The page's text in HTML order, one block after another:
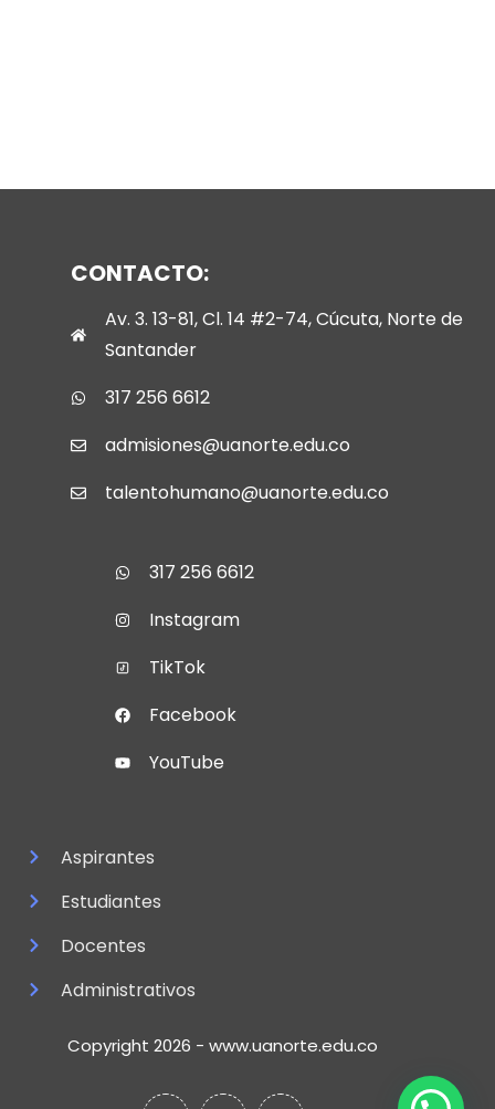
CONTACTO:
Av. 3. 13-81, Cl. 14 #2-74, Cúcuta, Norte de
Santander
317 256 6612
admisiones@uanorte.edu.co
talentohumano@uanorte.edu.co
317 256 6612
Instagram
TikTok
Facebook
YouTube
Aspirantes
Estudiantes
Docentes
Administrativos
Copyright 2026 - www.uanorte.edu.co